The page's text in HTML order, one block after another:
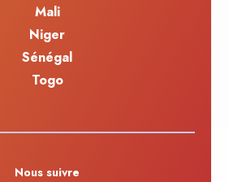
Mali
Niger
Sénégal
Togo
Nous suivre